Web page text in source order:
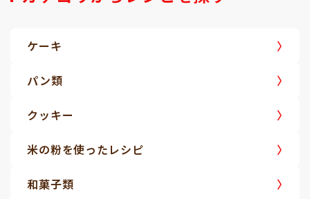
ケーキ
パン類
クッキー
米の粉を使ったレシピ
和菓子類